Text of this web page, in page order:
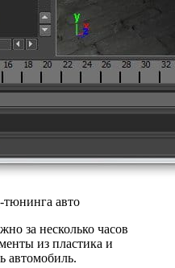
тюнинга авто
за несколько часов
из пластика и
автомобиль.